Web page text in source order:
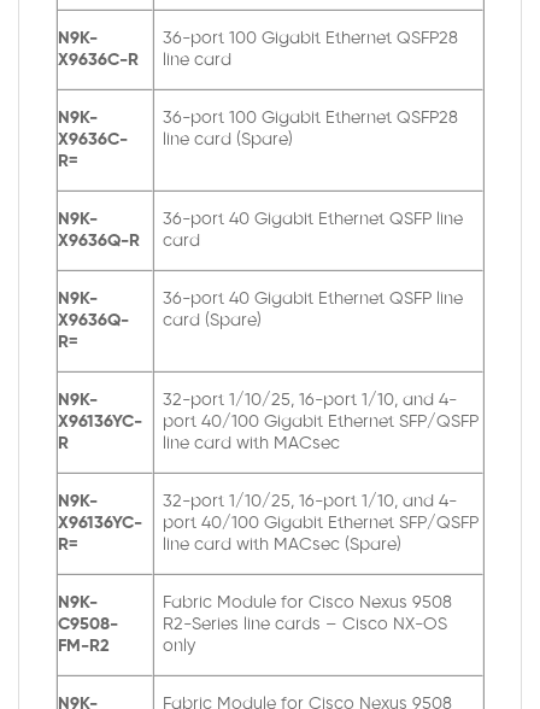
N9K-
X9636C-R
36-port 100 Gigabit Ethernet QSFP28
line card
N9K-
X9636C-
R=
36-port 100 Gigabit Ethernet QSFP28
line card (Spare)
N9K-
X9636Q-R
36-port 40 Gigabit Ethernet QSFP line
card
N9K-
X9636Q-
R=
36-port 40 Gigabit Ethernet QSFP line
card (Spare)
N9K-
X96136YC-
R
32-port 1/10/25, 16-port 1/10, and 4-
port 40/100 Gigabit Ethernet SFP/QSFP
line card with MACsec
N9K-
X96136YC-
R=
32-port 1/10/25, 16-port 1/10, and 4-
port 40/100 Gigabit Ethernet SFP/QSFP
line card with MACsec (Spare)
N9K-
C9508-
FM-R2
Fabric Module for Cisco Nexus 9508
R2-Series line cards – Cisco NX-OS
only
N9K- Fabric Module for Cisco Nexus 9508